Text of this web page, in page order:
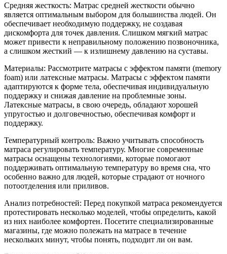
Средняя жесткость: Матрас средней жесткости обычно
является оптимальным выбором для большинства людей. Он
обеспечивает необходимую поддержку, не создавая
дискомфорта для точек давления. Слишком мягкий матрас
может привести к неправильному положению позвоночника,
а слишком жесткий — к излишнему давлению на суставы.
Материалы: Рассмотрите матрасы с эффектом памяти (memory
foam) или латексные матрасы. Матрасы с эффектом памяти
адаптируются к форме тела, обеспечивая индивидуальную
поддержку и снижая давление на проблемные зоны.
Латексные матрасы, в свою очередь, обладают хорошей
упругостью и долговечностью, обеспечивая комфорт и
поддержку.
Температурный контроль: Важно учитывать способность
матраса регулировать температуру. Многие современные
матрасы оснащены технологиями, которые помогают
поддерживать оптимальную температуру во время сна, что
особенно важно для людей, которые страдают от ночного
потоотделения или приливов.
Анализ потребностей: Перед покупкой матраса рекомендуется
протестировать несколько моделей, чтобы определить, какой
из них наиболее комфортен. Посетите специализированные
магазины, где можно полежать на матрасе в течение
нескольких минут, чтобы понять, подходит ли он вам.